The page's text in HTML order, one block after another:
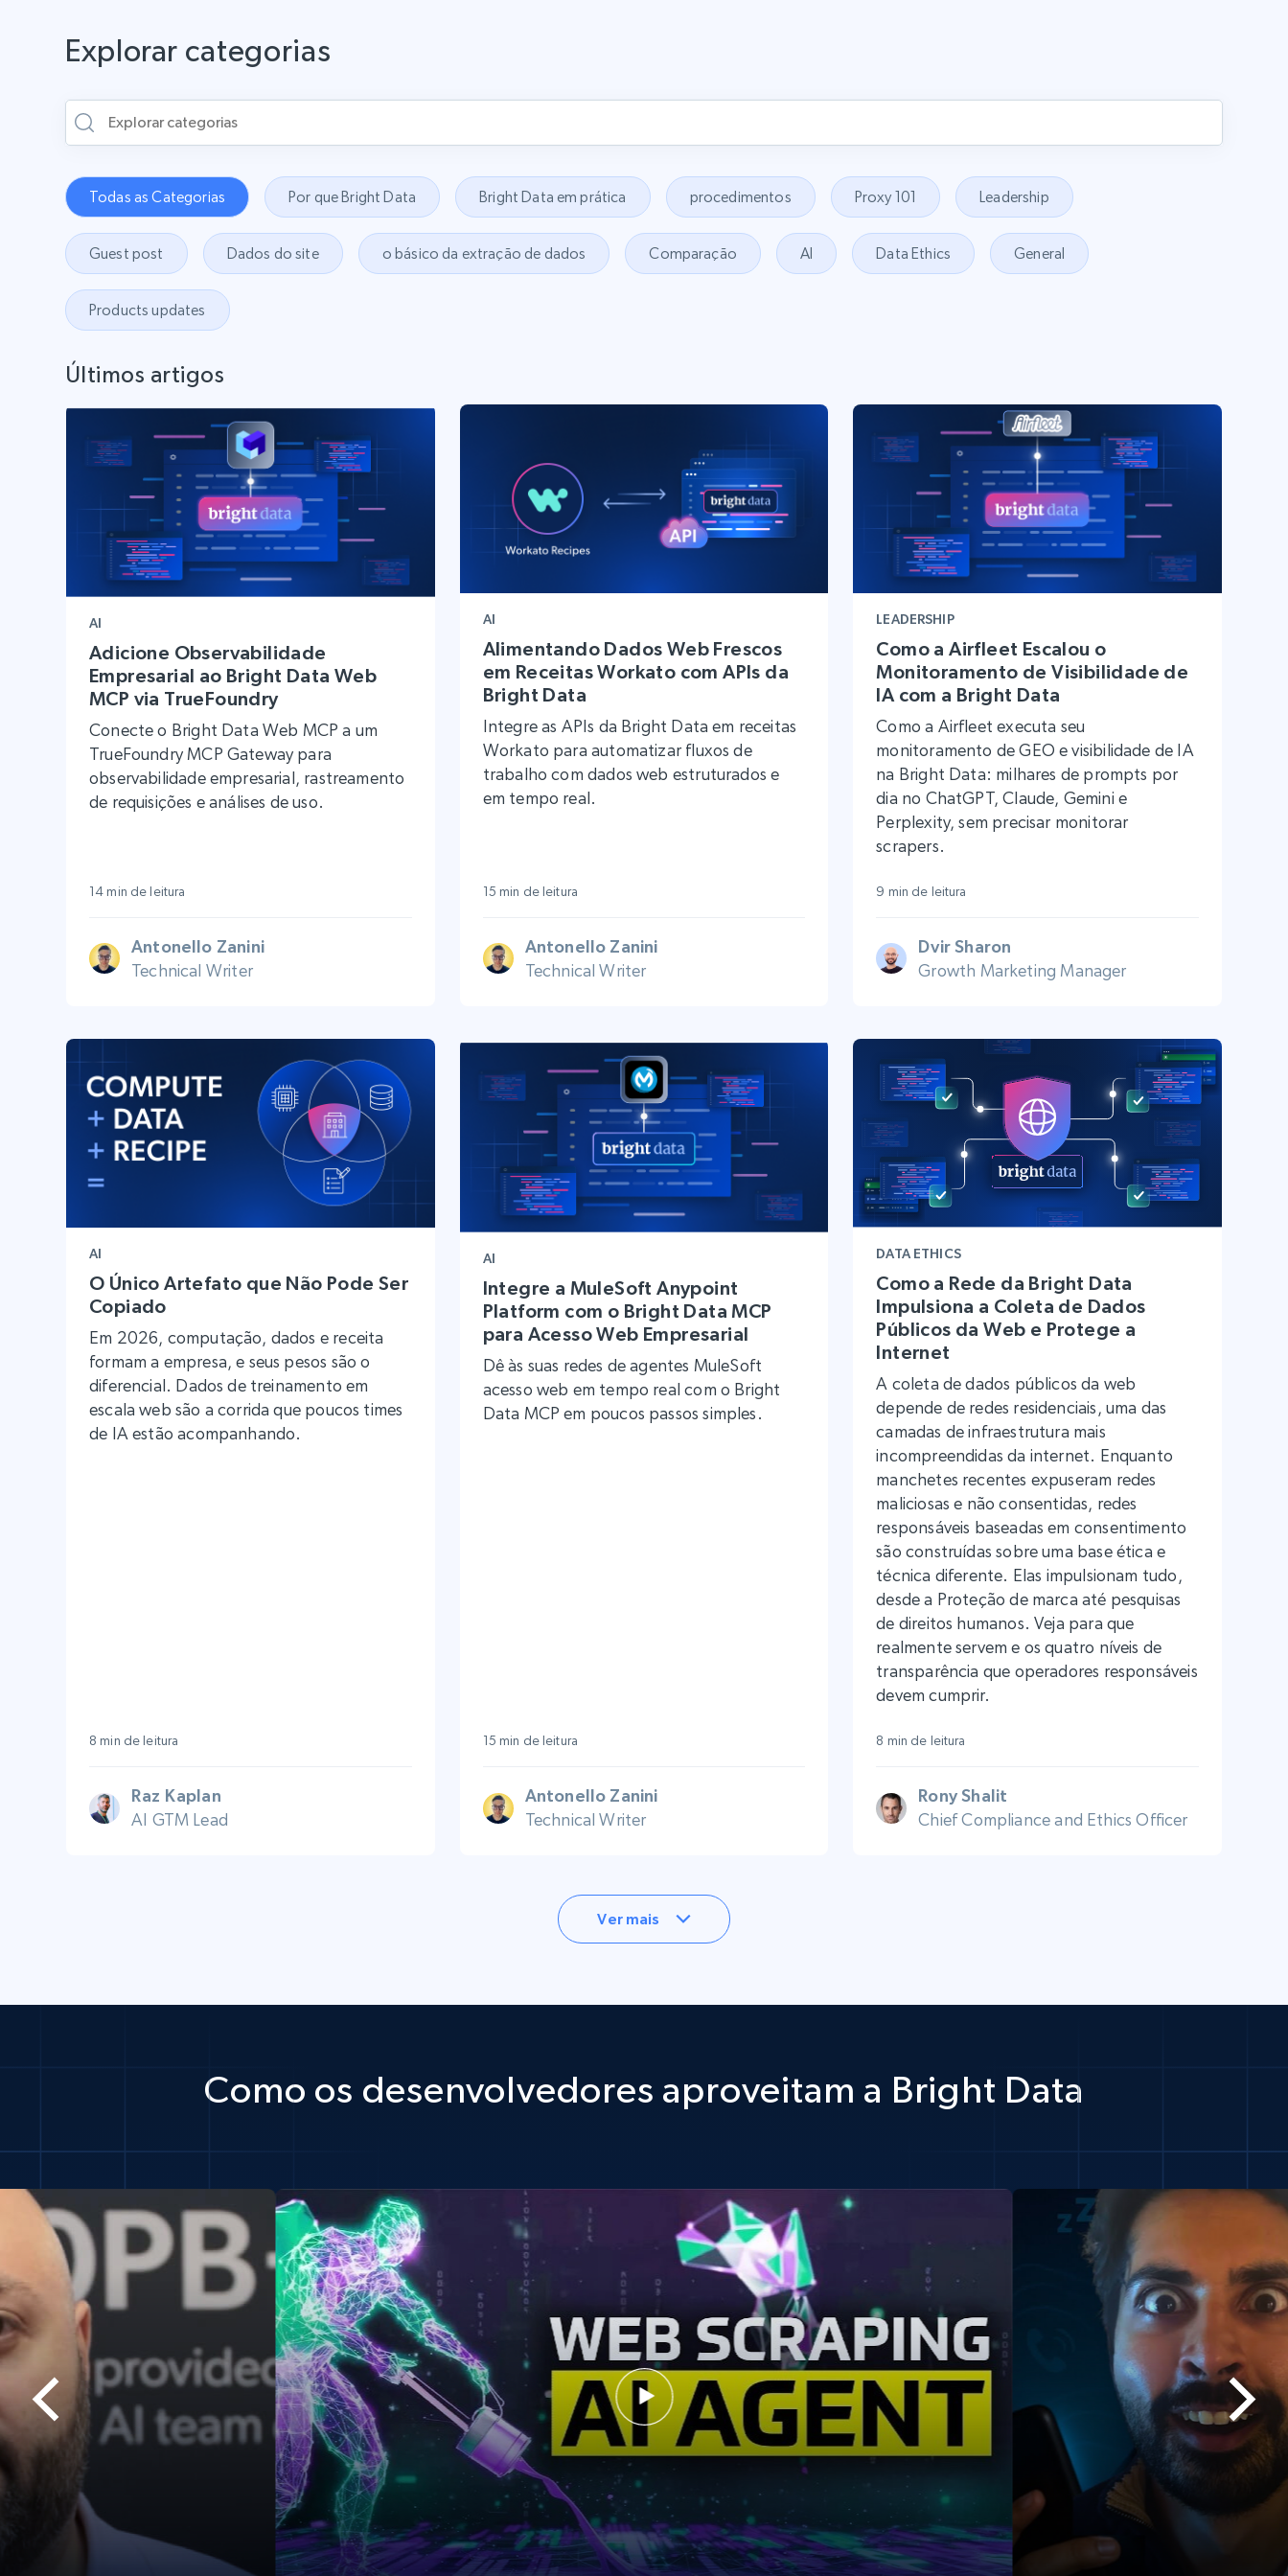
Explorar categorias
Todas as Categorias Por que Bright Data Bright Data em prática procedimentos Proxy 101 Leadership
Guest post Dados do site o básico da extração de dados Comparação AI Data Ethics General
Products updates
Últimos artigos
AI
Adicione Observabilidade
Empresarial ao Bright Data Web
MCP via TrueFoundry
Conecte o Bright Data Web MCP a um
TrueFoundry MCP Gateway para
observabilidade empresarial, rastreamento
de requisições e análises de uso.
14 min de leitura
Antonello Zanini
Technical Writer
AI
Alimentando Dados Web Frescos
em Receitas Workato com APIs da
Bright Data
Integre as APIs da Bright Data em receitas
Workato para automatizar fluxos de
trabalho com dados web estruturados e
em tempo real.
15 min de leitura
Antonello Zanini
Technical Writer
LEADERSHIP
Como a Airfleet Escalou o
Monitoramento de Visibilidade de
IA com a Bright Data
Como a Airfleet executa seu
monitoramento de GEO e visibilidade de IA
na Bright Data: milhares de prompts por
dia no ChatGPT, Claude, Gemini e
Perplexity, sem precisar monitorar
scrapers.
9 min de leitura
Dvir Sharon
Growth Marketing Manager
AI
O Único Artefato que Não Pode Ser
Copiado
Em 2026, computação, dados e receita
formam a empresa, e seus pesos são o
diferencial. Dados de treinamento em
escala web são a corrida que poucos times
de IA estão acompanhando.
8 min de leitura
Raz Kaplan
AI GTM Lead
AI
Integre a MuleSoft Anypoint
Platform com o Bright Data MCP
para Acesso Web Empresarial
Dê às suas redes de agentes MuleSoft
acesso web em tempo real com o Bright
Data MCP em poucos passos simples.
15 min de leitura
Antonello Zanini
Technical Writer
DATA ETHICS
Como a Rede da Bright Data
Impulsiona a Coleta de Dados
Públicos da Web e Protege a
Internet
A coleta de dados públicos da web
depende de redes residenciais, uma das
camadas de infraestrutura mais
incompreendidas da internet. Enquanto
manchetes recentes expuseram redes
maliciosas e não consentidas, redes
responsáveis baseadas em consentimento
são construídas sobre uma base ética e
técnica diferente. Elas impulsionam tudo,
desde a Proteção de marca até pesquisas
de direitos humanos. Veja para que
realmente servem e os quatro níveis de
transparência que operadores responsáveis
devem cumprir.
8 min de leitura
Rony Shalit
Chief Compliance and Ethics Officer
Ver mais
Como os desenvolvedores aproveitam a Bright Data